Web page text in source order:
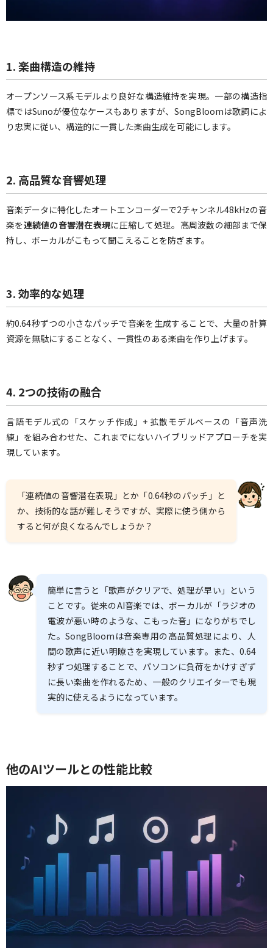
1.楽曲構造の維持
オープンソース系モデルより良好な構造維持を実現。一部の構造指
標ではSunoが優位なケースもありますが、SongBloomは歌詞によ
り忠実に従い、構造的に一貫した楽曲生成を可能にします。
2. 高品質な音響処理
音楽データに特化したオートエンコーダーで2チャンネル48kHzの音
楽を連続値の音響潜在表現に圧縮して処理。高周波数の細部まで保
持し、ボーカルがこもって聞こえることを防ぎます。
3.効率的な処理
約0.64秒ずつの小さなパッチで音楽を生成することで、大量の計算
資源を無駄にすることなく、一貫性のある楽曲を作り上げます。
4. 2つの技術の融合
言語モデル式の「スケッチ作成」+ 拡散モデルベースの「音声洗
練」を組み合わせた、これまでにないハイブリッドアプローチを実
現しています。
「連続値の音響潜在表現」とか「0.64秒のパッチ」と
か、技術的な話が難しそうですが、実際に使う側から
すると何が良くなるんでしょうか？
簡単に言うと「歌声がクリアで、処理が早い」という
ことです。従来のAI音楽では、ボーカルが「ラジオの
電波が悪い時のような、こもった音」になりがちでし
た。SongBloomは音楽専用の高品質処理により、人
間の歌声に近い明瞭さを実現しています。また、0.64
秒ずつ処理することで、パソコンに負荷をかけすぎず
に長い楽曲を作れるため、一般のクリエイターでも現
実的に使えるようになっています。
他のAIツールとの性能比較